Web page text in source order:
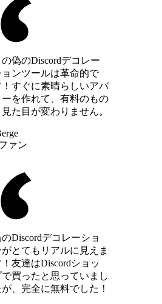
の偽のDiscordデコレー
ョンツールは革命的で
！すぐに素晴らしいアバ
ーを作れて、有料のもの
見た目が変わりません。
ァン
Discordデコレーショ
がとてもリアルに見えま
友達はDiscordショッ
で買ったと思っていまし
が、完全に無料でした！